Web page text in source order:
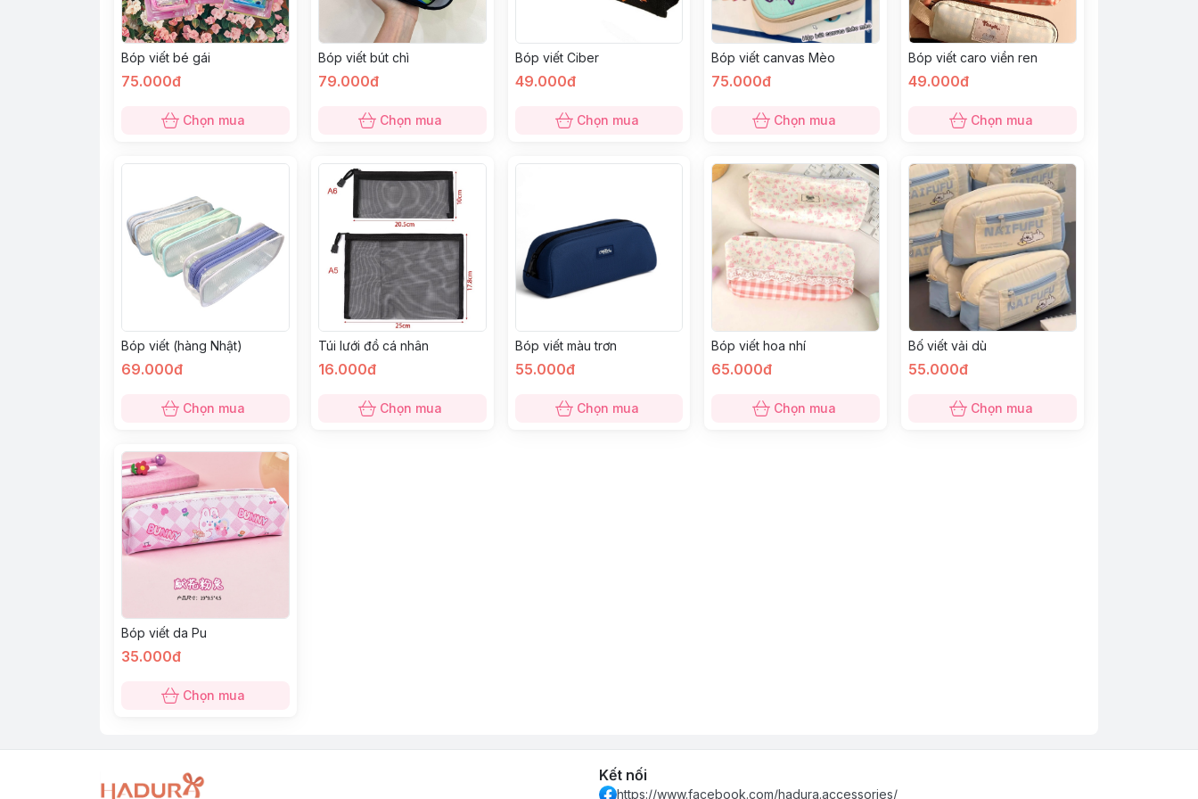
Bóp viết bé gái
75.000đ
Chọn mua
Bóp viết bút chì
79.000đ
Chọn mua
Bóp viết Ciber
49.000đ
Chọn mua
Bóp viết canvas Mèo
75.000đ
Chọn mua
Bóp viết caro viền ren
49.000đ
Chọn mua
Bóp viết (hàng Nhật)
69.000đ
Chọn mua
Túi lưới đồ cá nhân
16.000đ
Chọn mua
Bóp viết màu trơn
55.000đ
Chọn mua
Bóp viết hoa nhí
65.000đ
Chọn mua
Bố viết vải dù
55.000đ
Chọn mua
Bóp viết da Pu
35.000đ
Chọn mua
Kết nối
https://www.facebook.com/hadura.accessories/